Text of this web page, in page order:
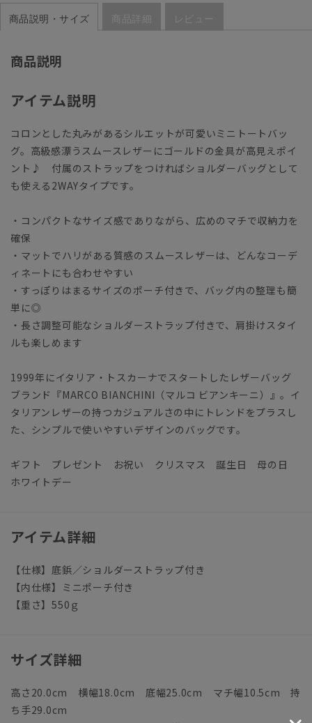
商品説明・サイズ 商品詳細 レビュー
商品説明
アイテム説明
コロンとした丸みがあるシルエットが可愛いミニトートバッ
グ。高級感漂うスムースレザーにゴールドの金具が高見えポイ
ント♪ 付属のストラップをつければショルダーバッグとして
も使える2WAYタイプです。
・コンパクトなサイズ感でありながら、広めのマチで収納力を
確保
・マットでハリがある質感のスムースレザーは、どんなコーデ
ィネートにも合わせやすい
・すっぽりはまるサイズのポーチ付きで、バッグ内の整理も簡
単に◎
・長さ調整可能なショルダーストラップ付きで、肩掛けスタイ
ルも楽しめます
1999年にイタリア・トスカーナでスタートしたレザーバッグ
ブランド『MARCO BIANCHINI（マルコ ビアンキーニ）』。イ
タリアンレザーの持つカジュアルさの中にトレンドをプラスし
た、シンプルで使いやすいデザインのバッグです。
ギフト プレゼント お祝い クリスマス 誕生日 母の日
ホワイトデー
アイテム詳細
【仕様】底鋲／ショルダーストラップ付き
【内仕様】ミニポーチ付き
【重さ】550ｇ
サイズ詳細
高さ20.0cm 横幅18.0cm 底幅25.0cm マチ幅10.5cm 持
ち手29.0cm